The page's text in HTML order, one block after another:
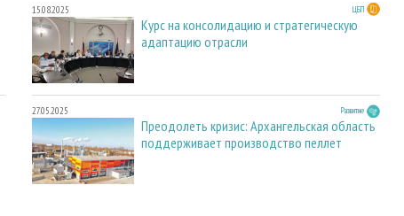
15.08.2025 ЦБП
Курс на консолидацию и стратегическую
адаптацию отрасли
27.05.2025 Развитие
Преодолеть кризис: Архангельская область
поддерживает производство пеллет